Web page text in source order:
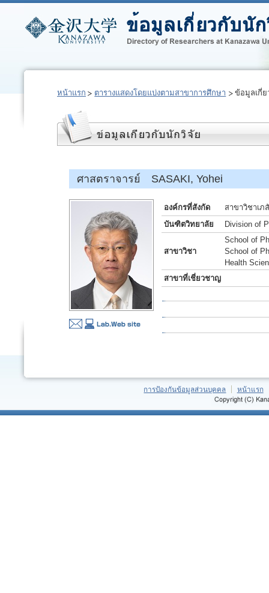
หน้าแรก ตารางแสดงโดยแบ่งตามสาขาการศึกษา ข้อมูลเกี่
ศาสตราจารย์ SASAKI, Yohei
องค์กรที่สังกัด
สาขาวิชาเ
บันฑิตวิทยาลัย
Division of
สาขาวิชา
School of
School of
Health
สาขาที่เชี่ยวชาญ
การป้องกันข้อมูลส่วนบุคคล หน้าแรก